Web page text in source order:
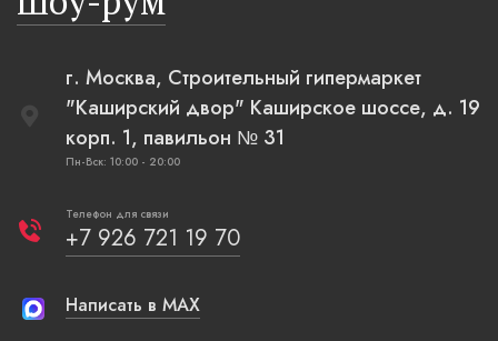
г. Москва, Строительный гипермаркет
"Каширский двор" Каширское шоссе, д. 19
корп. 1, павильон № 31
Пн-Вск: 10:00 - 20:00
Телефон для связи
+7 926 721 19 70
Написать в MAX